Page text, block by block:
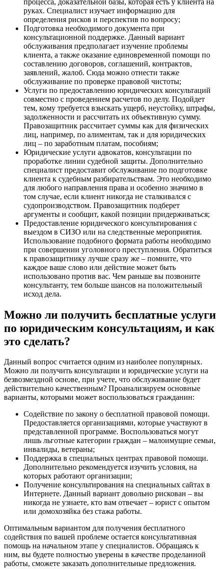
руках. Специалист изучает информацию для
определения рисков и перспектив по вопросу;
Подготовка необходимого документа при
консультационной поддержке. Данный вариант
обслуживания предполагает изучение проблемы
клиента, а также оказание единовременной помощи по
составлению договоров, соглашений, контрактов,
заявлений, жалоб. Сюда можно отнести также
обслуживание по проверке правовой чистоты;
Услуги по предоставлению юридических консультаций
совместно с проведением расчетов по делу. Подойдет
тем, кому требуется взыскать ущерб, неустойку, штрафы,
задолженности и рассчитать их объективную сумму.
Правозащитник рассчитает суммы как для физических
лиц, например, по алиментам, так и для юридических
лиц – по заработным платам, пособиям;
Юридические услуги адвокатов, консультации по
проработке линии судебной защиты. Дополнительно
специалист предоставит обслуживание по подготовке
клиента к судебным разбирательствам. Это необходимо
для любого направления права и особенно значимо в
том случае, если клиент никогда не сталкивался с
судопроизводством. Правозащитник подберет
аргументы и сообщит, какой позиции придерживаться;
Предоставление юридического консультирования с
выездом в СИЗО или на следственные мероприятия.
Использование подобного формата работы необходимо
при совершении уголовного преступления. Обратиться
к правозащитнику лучше сразу же – помните, что
каждое ваше слово или действие может быть
использовано против вас. Чем раньше вы позвоните
консультанту, тем больше шансов на положительный
исход дела.
Можно ли получить бесплатные услуги
по юридическим консультациям, и как
это сделать?
Данный вопрос считается одним из наиболее популярных.
Можно ли получить консультации и юридические услуги на
безвозмездной основе, при учете, что обслуживание будет
действительно качественным? Проанализируем основные
варианты, которыми может воспользоваться гражданин:
Содействие по закону о бесплатной правовой помощи.
Предоставляется организациями, которые участвуют в
представленной программе. Воспользоваться могут
лишь льготные категории граждан – малоимущие семьи,
инвалиды, ветераны;
Поддержка в специальных центрах правовой помощи.
Дополнительно рекомендуется изучить условия, на
которых работают организации;
Получение консультирования на специальных сайтах в
Интернете. Данный вариант довольно рискован – вы
никогда не узнаете, кто вам отвечает – юрист с опытом
или домохозяйка без стажа работы.
Оптимальным вариантом для получения бесплатного
содействия по вашей проблеме остается консультативная
помощь на начальном этапе у специалистов. Обращаясь к
ним, вы будете полностью уверены в качестве проделанной
работы, сможете заказать дополнительные предложения.